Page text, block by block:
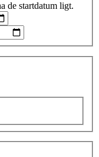
de startdatum ligt.